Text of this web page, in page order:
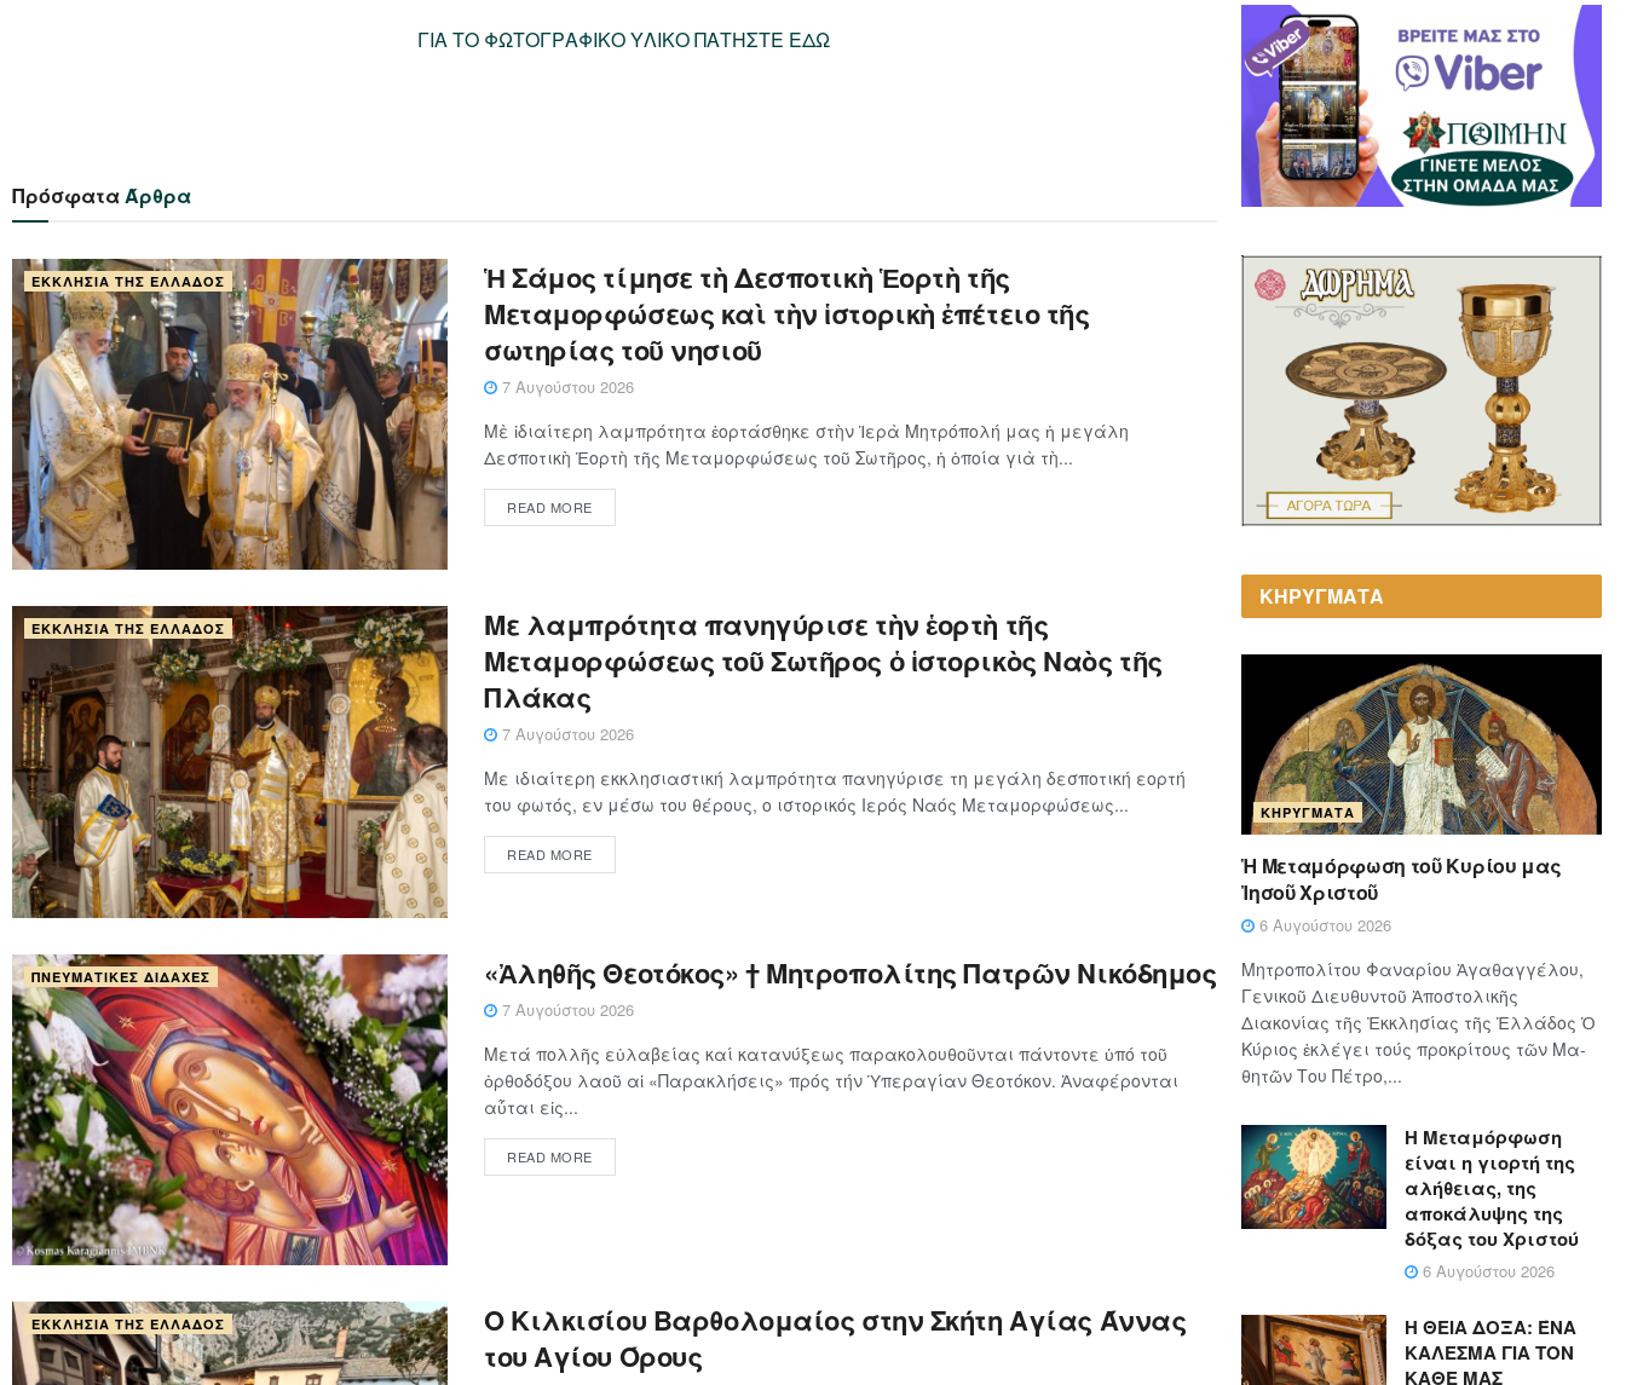
ΓΙΑ ΤΟ ΦΩΤΟΓΡΑΦΙΚΟ ΥΛΙΚΟ ΠΑΤΗΣΤΕ ΕΔΩ
ΠρόσφαταΆρθρα
ΕΚΚΛΗΣΊΑ ΤΗΣ ΕΛΛΆΔΟΣ
Ἡ Σάμος τίμησε τὴ Δεσποτικὴ Ἑορτὴ τῆς
Μεταμορφώσεως καὶ τὴν ἱστορικὴ ἐπέτειο τῆς
σωτηρίας τοῦ νησιοῦ
7 Αυγούστου 2026
Μὲ ἰδιαίτερη λαμπρότητα ἑορτάσθηκε στὴν Ἱερὰ Μητρόπολή μας ἡ μεγάλη
Δεσποτικὴ Ἑορτὴ τῆς Μεταμορφώσεως τοῦ Σωτῆρος, ἡ ὁποία γιὰ τὴ...
READ MORE
ΕΚΚΛΗΣΊΑ ΤΗΣ ΕΛΛΆΔΟΣ
Με λαμπρότητα πανηγύρισε τὴν ἑορτὴ τῆς
Μεταμορφώσεως τοῦ Σωτῆρος ὁ ἱστορικὸς Ναὸς τῆς
Πλάκας
7 Αυγούστου 2026
Με ιδιαίτερη εκκλησιαστική λαμπρότητα πανηγύρισε τη μεγάλη δεσποτική εορτή
του φωτός, εν μέσω του θέρους, ο ιστορικός Ιερός Ναός Μεταμορφώσεως...
READ MORE
ΠΝΕΥΜΑΤΙΚΈΣ ΔΙΔΑΧΈΣ «Ἀληθῆς Θεοτόκος» † Μητροπολίτης Πατρῶν Νικόδημος
7 Αυγούστου 2026
Μετά πολλῆς εὐλαβείας καί κατανύξεως παρακολουθοῦνται πάντοντε ὑπό τοῦ
ὀρθοδόξου λαοῦ αἱ «Παρακλήσεις» πρός τήν Ὑπεραγίαν Θεοτόκον. Ἀναφέρονται
αὗται εἰς...
READ MORE
ΕΚΚΛΗΣΊΑ ΤΗΣ ΕΛΛΆΔΟΣ
Ο Κιλκισίου Βαρθολομαίος στην Σκήτη Αγίας Άννας
του Αγίου Όρους
ΚΗΡΥΓΜΑΤΑ
ΚΗΡΎΓΜΑΤΑ
Ἡ Μεταμόρφωση τοῦ Κυρίου μας
Ἰησοῦ Χριστοῦ
6 Αυγούστου 2026
Μητροπολίτου Φαναρίου Ἀγαθαγγέλου,
Γενικοῦ Διευθυντοῦ Ἀποστολικῆς
Διακονίας τῆς Ἐκκλησίας τῆς Ἑλλάδος Ὁ
Κύ­ρι­ος ἐκλέγει τούς προ­κρί­τους τῶν Μα­
θη­τῶν Του Πέ­τρο,...
Η Μεταμόρφωση
είναι η γιορτή της
αλήθειας, της
αποκάλυψης της
δόξας του Χριστού
6 Αυγούστου 2026
Η ΘΕΙΑ ΔΟΞΑ: ΈΝΑ
ΚΑΛΕΣΜΑ ΓΙΑ ΤΟΝ
ΚΑΘΕ ΜΑΣ